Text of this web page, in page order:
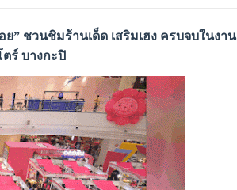
ย” ชวนชิมร้านเด็ด เสริมเฮง ครบจบในงาน
ตร์ บางกะปิ